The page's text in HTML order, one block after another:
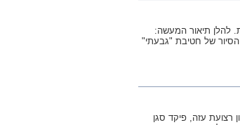
להלן תיאור המעשה:
פעלה פלוגת הסיור של חטיבת "גבעתי"
יעקב", בצפון רצועת עזה, פיקד סגן